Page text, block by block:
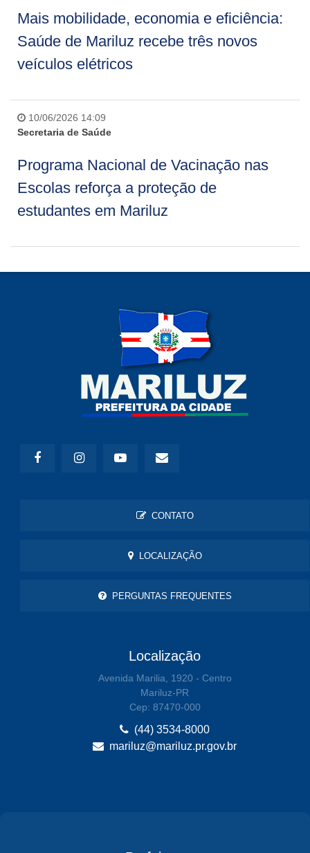
Mais mobilidade, economia e eficiência:
Saúde de Mariluz recebe três novos
veículos elétricos
10/06/2026 14:09
Secretaria de Saúde
Programa Nacional de Vacinação nas
Escolas reforça a proteção de
estudantes em Mariluz
CONTATO
LOCALIZAÇÃO
PERGUNTAS FREQUENTES
Localização
Avenida Marilia, 1920 - Centro
Mariluz-PR
Cep: 87470-000
(44) 3534-8000
mariluz@mariluz.pr.gov.br